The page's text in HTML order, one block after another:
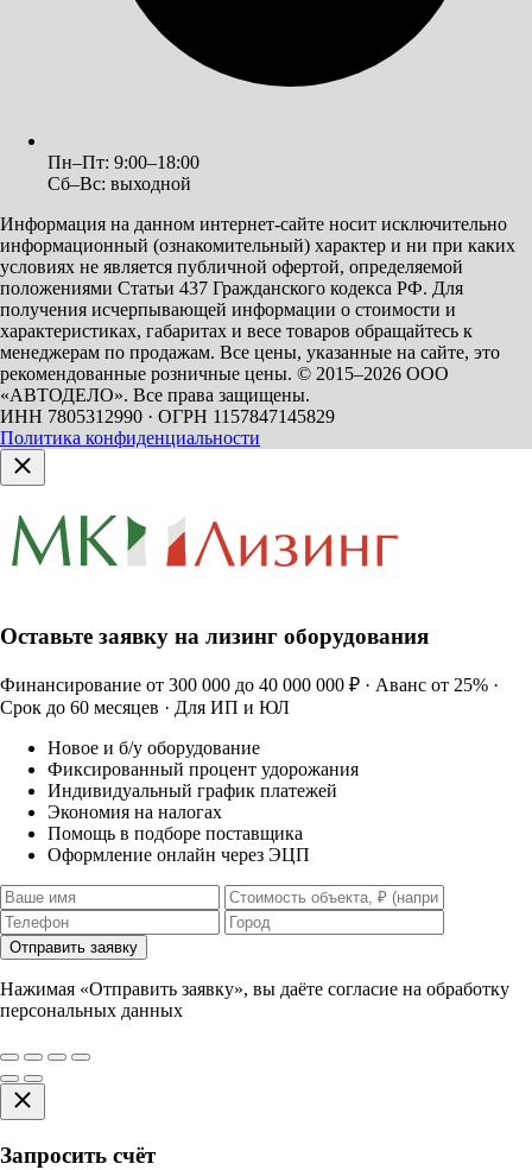
Пн–Пт: 9:00–18:00
Сб–Вс: выходной
Информация на данном интернет-сайте носит исключительно
информационный (ознакомительный) характер и ни при каких
условиях не является публичной офертой, определяемой
положениями Статьи 437 Гражданского кодекса РФ. Для
получения исчерпывающей информации о стоимости и
характеристиках, габаритах и весе товаров обращайтесь к
менеджерам по продажам. Все цены, указанные на сайте, это
рекомендованные розничные цены. © 2015–2026 ООО
«АВТОДЕЛО». Все права защищены.
ИНН 7805312990 · ОГРН 1157847145829
Политика конфиденциальности
Оставьте заявку на лизинг оборудования
Финансирование от 300 000 до 40 000 000 ₽ · Аванс от 25% ·
Срок до 60 месяцев · Для ИП и ЮЛ
Новое и б/у оборудование
Фиксированный процент удорожания
Индивидуальный график платежей
Экономия на налогах
Помощь в подборе поставщика
Оформление онлайн через ЭЦП
Отправить заявку
Нажимая «Отправить заявку», вы даёте согласие на обработку
персональных данных
Запросить счёт